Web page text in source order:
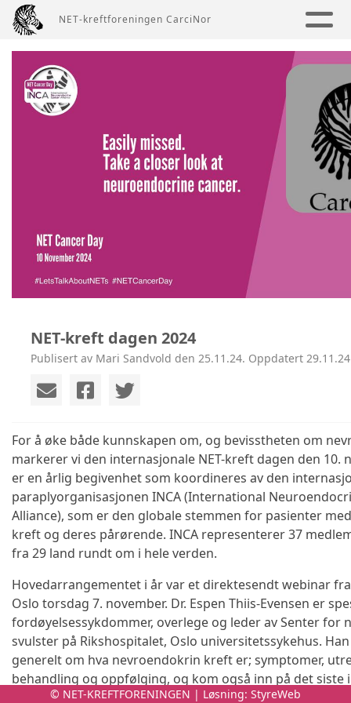
NET-kreftforeningen CarciNor
NET-kreft dagen 2024
Publisert av Mari Sandvold den 25.11.24. Oppdatert
For å øke både kunnskapen om, og bevisstheten om
markerer vi den internasjonale NET-kreft dagen den 10.
er en årlig begivenhet som koordineres av den
paraplyorganisasjonen INCA (International
Alliance), som er den globale stemmen for pasienter
kreft og deres pårørende. INCA representerer 37
fra 29 land rundt om i hele verden.
Hovedarrangementet i år var et direktesendt webinar
Oslo torsdag 7. november. Dr. Espen Thiis-Evensen er
fordøyelsessykdommer, overlege og leder av Senter for
svulster på Rikshospitalet, Oslo universitetssykehus.
generelt om hva nevroendokrin kreft er; symptomer,
behandling og oppfølging, og kom også inn på det siste
og behandling. Thiis-Evensen blir brukt som fagperson i
© NET-KREFTFORENINGEN | Løsning: StyreWeb